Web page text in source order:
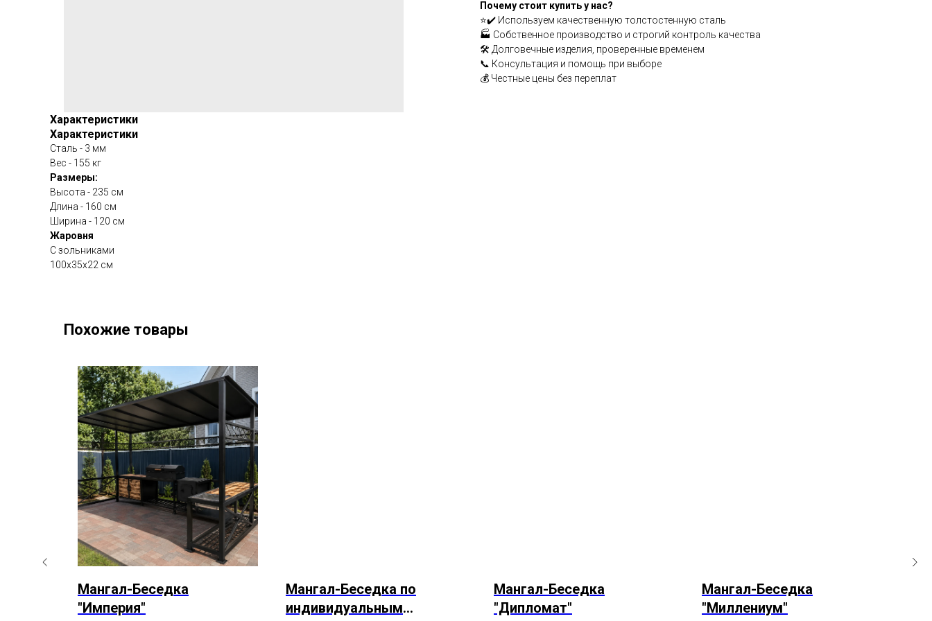
Почему стоит купить у нас?
⭐✔️ Используем качественную толстостенную сталь
🏭 Собственное производство и строгий контроль качества
🛠️ Долговечные изделия, проверенные временем
📞 Консультация и помощь при выборе
💰 Честные цены без переплат
Характеристики
Характеристики
Сталь - 3 мм
Вес - 155 кг
Размеры:
Высота - 235 см
Длина - 160 см
Ширина - 120 см
Жаровня
С зольниками
100х35х22 см
Похожие товары
Мангал-Беседка
"Империя"
Мангал-Беседка по
индивидуальным
Мангал-Беседка
"Дипломат"
Мангал-Беседка
"Миллениум"